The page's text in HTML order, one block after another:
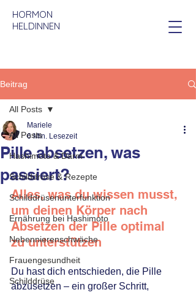
HORMON
HELDINNEN
Beitrag
All Posts
Hashimoto & Darm
Schilddrüse & Rezepte
Schilddrüsenunterfunktion
Ernährung bei Hashimoto
Nebennierenschwäche
Frauengesundheit
Schilddrüse
All Posts
Pille absetzen, was
passiert?
Mariele
6 Min. Lesezeit
Alles, was du wissen musst,
um deinen Körper nach
Absetzen der Pille optimal
zu unterstützen
Du hast dich entschieden, die Pille
abzusetzen – ein großer Schritt,